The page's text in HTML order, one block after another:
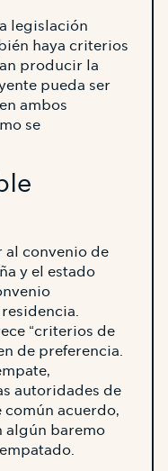
legislación
haya criterios
producir la
pueda ser
ambos
se
al convenio de
y el estado
“criterios de
de preferencia.
autoridades de
común acuerdo,
algún baremo